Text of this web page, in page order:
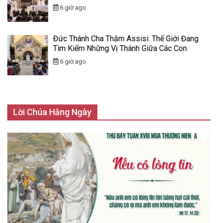
6 giờ ago
Đức Thánh Cha Thăm Assisi: Thế Giới Đang
Tìm Kiếm Những Vị Thánh Giữa Các Con
6 giờ ago
Lời Chúa Hằng Ngày